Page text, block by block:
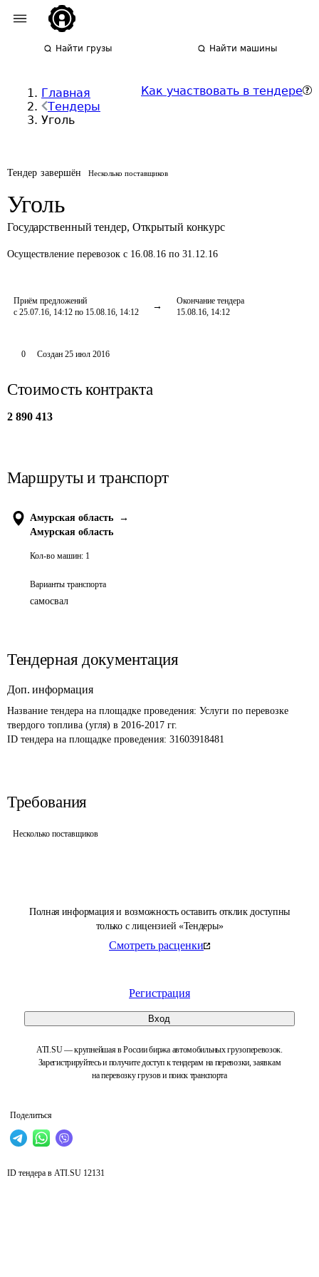
Найти грузы Найти машины
Главная
Тендеры
Уголь
Как участвовать в тендере
Тендер завершён Несколько поставщиков
Уголь
Государственный тендер, Открытый конкурс
Осуществление перевозок с 16.08.16 по 31.12.16
Приём предложений
с 25.07.16, 14:12 по 15.08.16, 14:12
Окончание тендера
15.08.16, 14:12
Полная информация и возможность оставить отклик доступны
только с лицензией «Тендеры»
Смотреть расценки
Регистрация
Вход
ATI.SU — крупнейшая в России биржа автомобильных грузоперевозок.
Зарегистрируйтесь и получите доступ к тендерам на перевозки, заявкам
на перевозку грузов и поиск транспорта
Поделиться
0 Создан 25 июл 2016
Стоимость контракта
2 890 413
Маршруты и транспорт
Амурская область
→
Амурская область
Кол-во машин: 1
Варианты транспорта
самосвал
Тендерная документация
Доп. информация
Название тендера на площадке проведения: Услуги по перевозке
твердого топлива (угля) в 2016-2017 гг.
ID тендера на площадке проведения: 31603918481
Требования
Несколько поставщиков
ID тендера в ATI.SU 12131